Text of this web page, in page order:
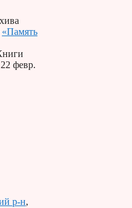
«Память
февр.
р-н,